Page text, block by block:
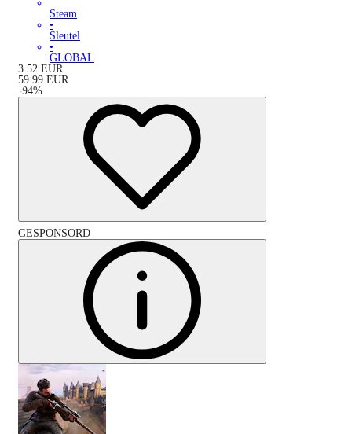
Steam
•
Sleutel
•
GLOBAL
3.52 EUR
59.99 EUR
-94%
GESPONSORD